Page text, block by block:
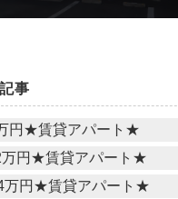
事
円★賃貸アパート★
円★賃貸アパート★
円★賃貸アパート★